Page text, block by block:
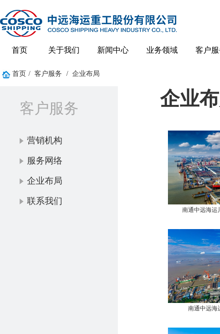
首页 关于我们 新闻中心 业务领域 客户
首页 / 客户服务 / 企业布局
客户服务
营销机构
服务网络
企业布局
联系我们
企业
南通中远海运
南通中远海